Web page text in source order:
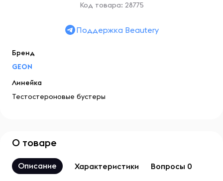
Код товара: 28775
Поддержка Beautery
Бренд
GEON
Линейка
Тестостероновые бустеры
О товаре
Описание Характеристики Вопросы 0